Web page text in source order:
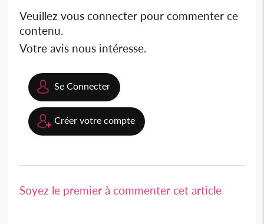
Veuillez vous connecter pour commenter ce
contenu.
Votre avis nous intéresse.
Se Connecter
Créer votre compte
Soyez le premier à commenter cet article